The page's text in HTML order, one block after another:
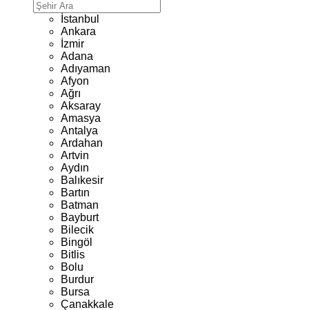
İstanbul
Ankara
İzmir
Adana
Adıyaman
Afyon
Ağrı
Aksaray
Amasya
Antalya
Ardahan
Artvin
Aydın
Balıkesir
Bartın
Batman
Bayburt
Bilecik
Bingöl
Bitlis
Bolu
Burdur
Bursa
Çanakkale